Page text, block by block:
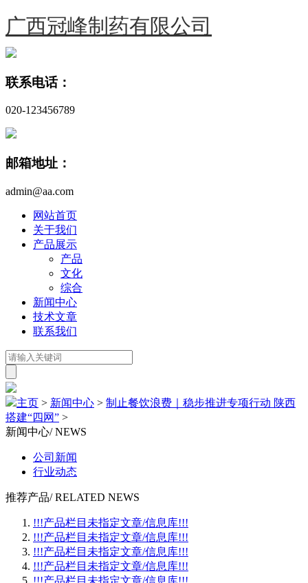
广西冠峰制药有限公司
联系电话：
020-123456789
邮箱地址：
admin@aa.com
网站首页
关于我们
产品展示
产品
文化
综合
新闻中心
技术文章
联系我们
主页 > 新闻中心 > 制止餐饮浪费｜稳步推进专项行动 陕西
搭建“四网” >
新闻中心/ NEWS
公司新闻
行业动态
推荐产品/ RELATED NEWS
!!!产品栏目未指定文章/信息库!!!
!!!产品栏目未指定文章/信息库!!!
!!!产品栏目未指定文章/信息库!!!
!!!产品栏目未指定文章/信息库!!!
!!!产品栏目未指定文章/信息库!!!